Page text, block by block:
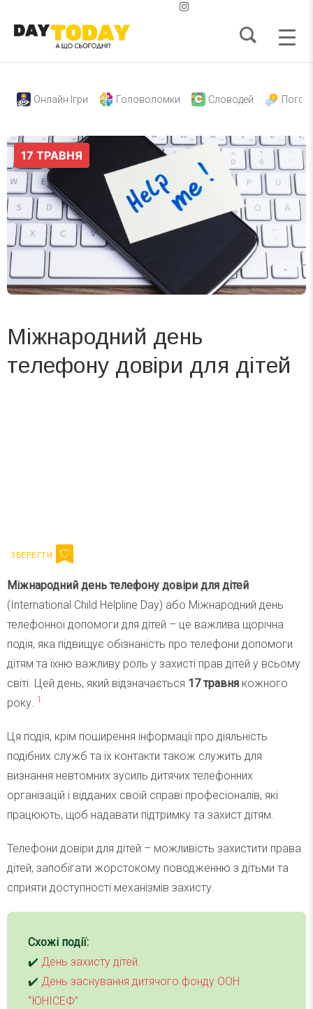
Онлайн Ігри Головоломки Словодей
Міжнародний день
телефону довіри для дітей
Міжнародний день телефону довіри для дітей
(International Child Helpline Day) або Міжнародний день
телефонної допомоги для дітей – це важлива щорічна
подія, яка підвищує обізнаність про телефони допомоги
дітям та їхню важливу роль у захисті прав дітей у всьому
світі. Цей день, який відзначається 17 травня кожного
року. 1
Ця подія, крім поширення інформації про діяльність
подібних служб та їх контакти також служить для
визнання невтомних зусиль дитячих телефонних
організацій і відданих своїй справі професіоналів, які
працюють, щоб надавати підтримку та захист дітям.
Телефони довіри для дітей – можливість захистити права
дітей, запобігати жорстокому поводженню з дітьми та
сприяти доступності механізмів захисту.
Схожі події:
✔️ День захисту дітей
✔️ День заснування дитячого фонду ООН
“ЮНІСЕФ”